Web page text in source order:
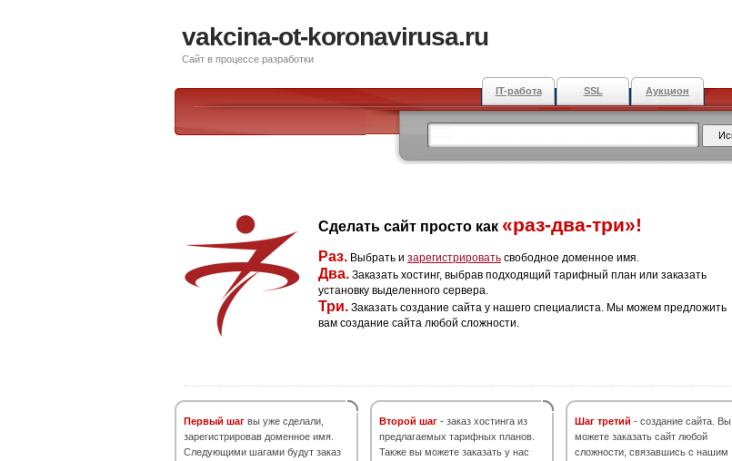
vakcina-ot-koronavirusa.ru
Сайт в процессе разработки
IT-работа SSL Аукцион
Сделать сайт просто как «раз-два-три»!
Раз. Выбрать и зарегистрировать свободное доменное имя.
Два. Заказать хостинг, выбрав подходящий тарифный план или заказать
установку выделенного сервера.
Три. Заказать создание сайта у нашего специалиста. Мы можем предложить
вам создание сайта любой сложности.
Первый шаг вы уже сделали,
зарегистрировав доменное имя.
Следующими шагами будут заказ
Второй шаг - заказ хостинга из
предлагаемых тарифных планов.
Также вы можете заказать у нас
Шаг третий - создание сайта. Вы
можете заказать сайт любой
сложности, связавшись с нашим